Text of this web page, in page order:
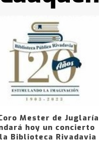
Mester de Juglaría
hoy un concierto
Biblioteca Rivadavia